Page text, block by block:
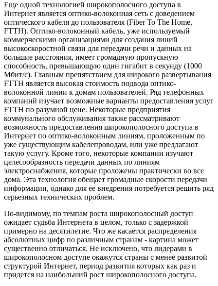
Еще одной технологией широкополосного доступа в
Интернет является оптико-волоконная сеть с доведением
оптического кабеля до пользователя (Fiber To The Home,
FTTH). Оптико-волоконный кабель, уже используемый
коммерческими организациями для создания линий
высокоскоростной связи для передачи речи и данных на
большие расстояния, имеет громадную пропускную
способность, превышающую один гигабит в секунду (1000
Мбит/с). Главным препятствием для широкого развертывания
FTTH является высокая стоимость подвода оптико-
волоконной линии к домам пользователей. Ряд телефонных
компаний изучает возможные варианты предоставления услуг
FTTH по разумной цене. Некоторые предприятия
коммунального обслуживания также рассматривают
возможность предоставления широкополосного доступа в
Интернет по оптико-волоконным линиям, проложенным по
уже существующим кабелепроводам, или уже предлагают
такую услугу. Кроме того, некоторые компании изучают
целесообразность передачи данных по линиям
электроснабжения, которые проложены практически во все
дома. Эта технология обещает громадные скорости передачи
информации, однако для ее внедрения потребуется решить ряд
серьезных технических проблем.
По-видимому, по темпам роста широкополосный доступ
ожидает судьба Интернета в целом, только с задержкой
примерно на десятилетие. Что же касается распределения
абсолютных цифр по различным странам - картина может
существенно отличаться. Не исключено, что лидерами в
широкополосном доступе окажутся страны с менее развитой
структурой Интернет, период развития которых как раз и
придется на наибольший рост широкополосного доступа.